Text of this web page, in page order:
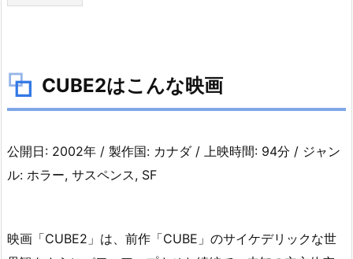
1.
E
2
こ
ん
画
CUBE2はこんな映画
公開日: 2002年 / 製作国: カナダ / 上映時間: 94分 / ジャン
ル: ホラー, サスペンス, SF
映画「CUBE2」は、前作「CUBE」のサイケデリックな世